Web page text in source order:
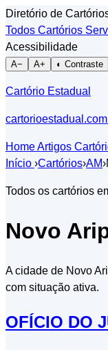
Diretório de
Todos Cartórios
Acessibilidade
A− A+ ◐ Contraste
Cartório Estadual
HomeArtigos
Início ›Cartórios›AM›
Todos os cartórios
Novo
A cidade de Novo
com situação ativa.
OFÍCIO DO